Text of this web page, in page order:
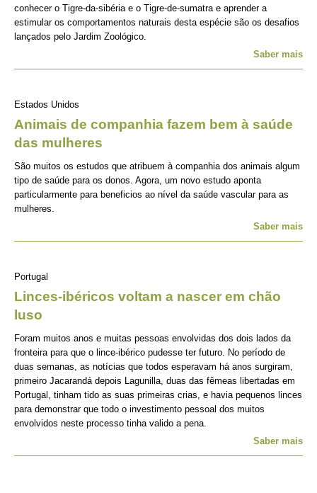
conhecer o Tigre-da-sibéria e o Tigre-de-sumatra e aprender a
estimular os comportamentos naturais desta espécie são os desafios
lançados pelo Jardim Zoológico.
Saber mais
Estados Unidos
Animais de companhia fazem bem à saúde
das mulheres
São muitos os estudos que atribuem à companhia dos animais algum
tipo de saúde para os donos. Agora, um novo estudo aponta
particularmente para beneficios ao nível da saúde vascular para as
mulheres.
Saber mais
Portugal
Linces-ibéricos voltam a nascer em chão
luso
Foram muitos anos e muitas pessoas envolvidas dos dois lados da
fronteira para que o lince-ibérico pudesse ter futuro. No período de
duas semanas, as notícias que todos esperavam há anos surgiram,
primeiro Jacarandá depois Lagunilla, duas das fêmeas libertadas em
Portugal, tinham tido as suas primeiras crias, e havia pequenos linces
para demonstrar que todo o investimento pessoal dos muitos
envolvidos neste processo tinha valido a pena.
Saber mais